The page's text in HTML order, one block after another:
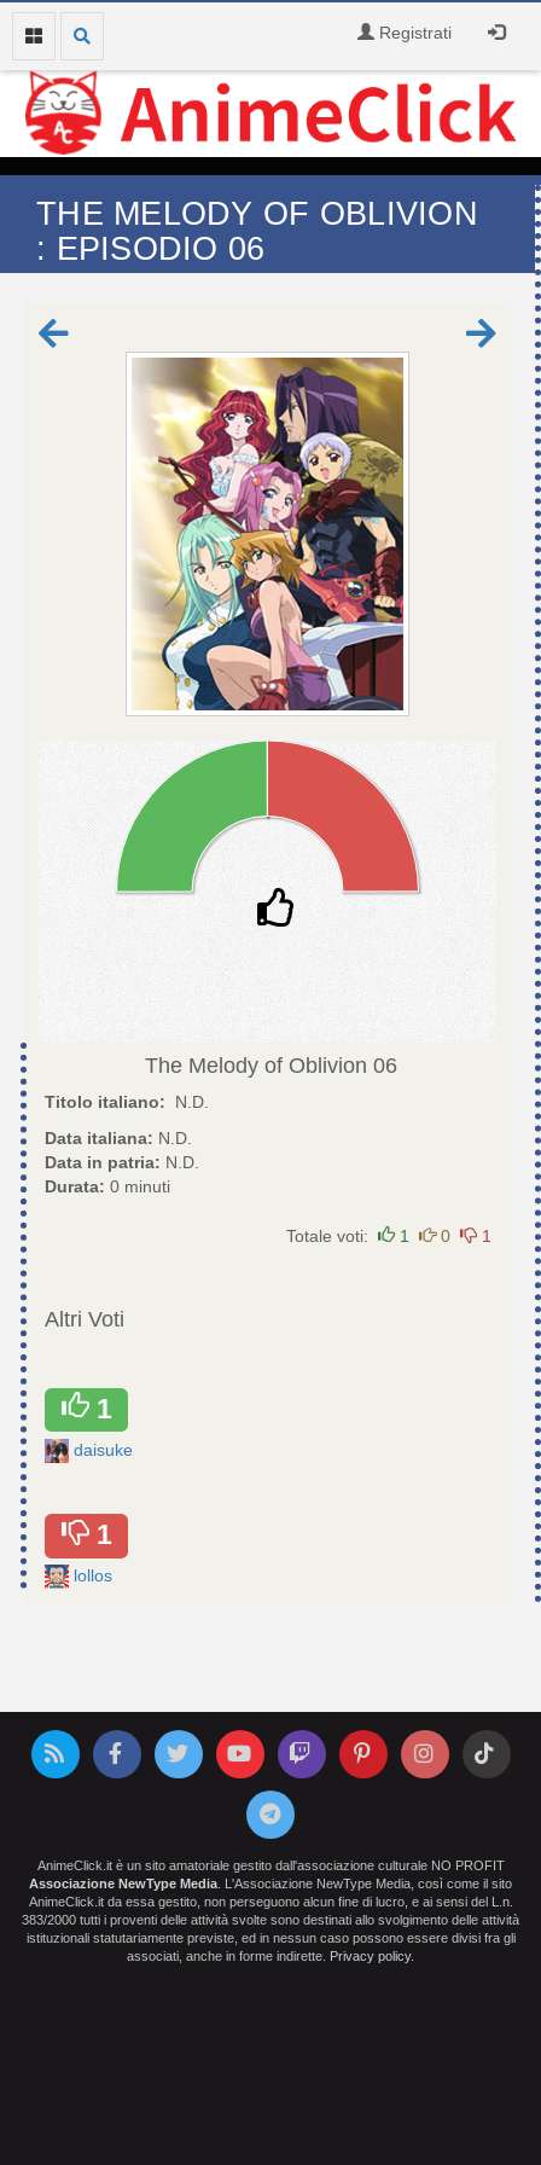
Registrati
THE MELODY OF OBLIVION
: EPISODIO 06
The Melody of Oblivion 06
Titolo italiano:
N.D.
Data italiana: N.D.
Data in patria: N.D.
Durata: 0 minuti
Totale voti: 1 0 1
Altri Voti
1
daisuke
1
lollos
AnimeClick.it è un sito amatoriale gestito dall'associazione culturale NO PROFIT
Associazione NewType Media . L'Associazione NewType Media, così come il sito
AnimeClick.it da essa gestito, non perseguono alcun fine di lucro, e ai sensi del L.n.
383/2000 tutti i proventi delle attività svolte sono destinati allo svolgimento delle attività
istituzionali statutariamente previste, ed in nessun caso possono essere divisi fra gli
associati, anche in forme indirette.
Privacy policy.